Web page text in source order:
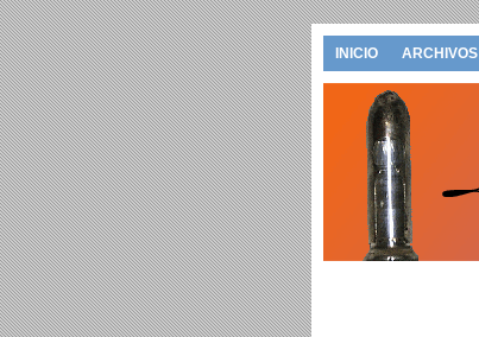
INICIO ARCHIVOS